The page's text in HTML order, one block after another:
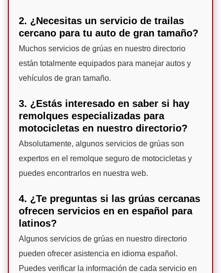
2. ¿Necesitas un servicio de trailas
cercano para tu auto de gran tamaño?
Muchos servicios de grúas en nuestro directorio
están totalmente equipados para manejar autos y
vehículos de gran tamaño.
3. ¿Estás interesado en saber si hay
remolques especializadas para
motocicletas en nuestro directorio?
Absolutamente, algunos servicios de grúas son
expertos en el remolque seguro de motocicletas y
puedes encontrarlos en nuestra web.
4. ¿Te preguntas si las grúas cercanas
ofrecen servicios en en español para
latinos?
Algunos servicios de grúas en nuestro directorio
pueden ofrecer asistencia en idioma español.
Puedes verificar la información de cada servicio en